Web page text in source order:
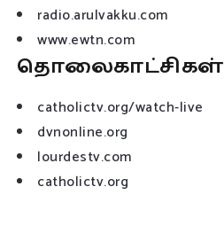
radio.arulvakku.com
www.ewtn.com
தொலைகாட்சிகள்
catholictv.org/watch-live
dvnonline.org
lourdestv.com
catholictv.org